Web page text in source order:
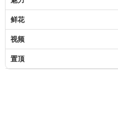
鲜花
视频
置顶